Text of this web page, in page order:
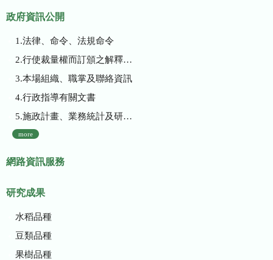
政府資訊公開
1.法律、命令、法規命令
2.行使裁量權而訂頒之解釋性規定及裁量基準
3.本場組織、職掌及聯絡資訊
4.行政指導有關文書
5.施政計畫、業務統計及研究報告
more
網路資訊服務
研究成果
水稻品種
豆類品種
果樹品種